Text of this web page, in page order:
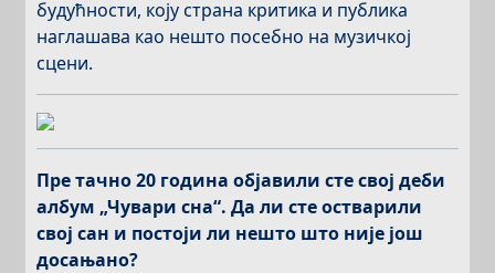
будућности, коју страна критика и публика
наглашава као нешто посебно на музичкој
сцени.
Пре тачно 20 година објавили сте свој деби
албум „Чувари сна“. Да ли сте остварили
свој сан и постоји ли нешто што није још
досањано?